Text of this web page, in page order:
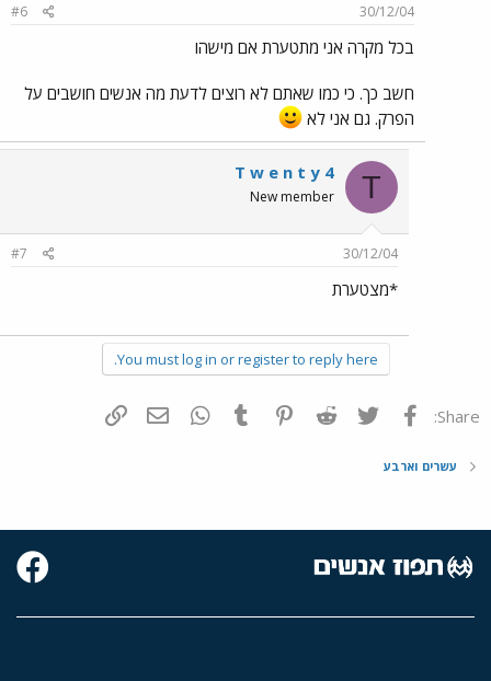
30/12/04
#6
בכל מקרה אני מתטערת אם מישהו
חשב כך. כי כמו שאתם לא רוצים לדעת מה אנשים חושבים על
הפרק. גם אני לא
T
T w e n t y 4
New member
30/12/04
#7
*מצטערת
You must log in or register to reply here.
Share: פייסבוק Twitter
Reddit
Pinterest
Tumblr
WhatsAppדואר אלקטרוני
עשרים וארבע